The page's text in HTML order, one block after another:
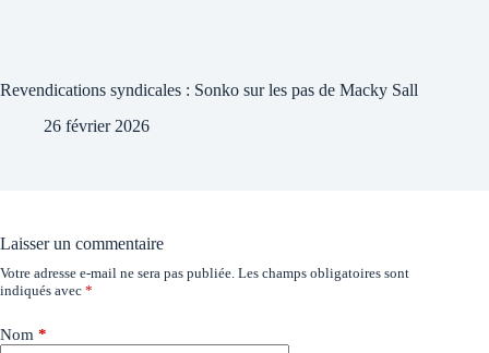
Revendications syndicales : Sonko sur les pas de Macky Sall
26 février 2026
Laisser un commentaire
Votre adresse e-mail ne sera pas publiée. Les champs obligatoires sont
indiqués avec *
Nom *